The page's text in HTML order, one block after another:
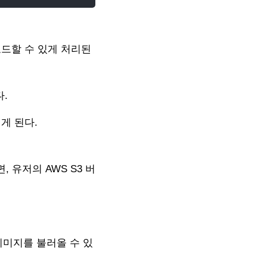
할 수 있게 처리된
.
된다.
, 유저의 AWS S3 버
지를 불러올 수 있